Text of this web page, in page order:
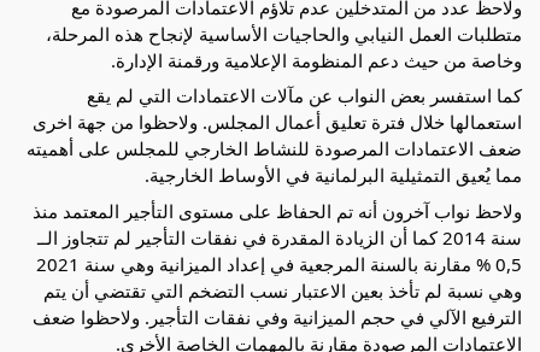
ولاحظ عدد من المتدخلين عدم تلاؤم الاعتمادات المرصودة مع
متطلبات العمل النيابي والحاجيات الأساسية لإنجاح هذه المرحلة،
وخاصة من حيث دعم المنظومة الإعلامية ورقمنة الإدارة.
كما استفسر بعض النواب عن مآلات الاعتمادات التي لم يقع
استعمالها خلال فترة تعليق أعمال المجلس. ولاحظوا من جهة اخرى
ضعف الاعتمادات المرصودة للنشاط الخارجي للمجلس على أهميته
مما يُعيق التمثيلية البرلمانية في الأوساط الخارجية.
ولاحظ نواب آخرون أنه تم الحفاظ على مستوى التأجير المعتمد منذ
سنة 2014 كما أن الزيادة المقدرة في نفقات التأجير لم تتجاوز الــ
0,5 % مقارنة بالسنة المرجعية في إعداد الميزانية وهي سنة 2021
وهي نسبة لم تأخذ بعين الاعتبار نسب التضخم التي تقتضي أن يتم
الترفيع الآلي في حجم الميزانية وفي نفقات التأجير. ولاحظوا ضعف
الاعتمادات المرصودة مقارنة بالمهمات الخاصة الأخرى.